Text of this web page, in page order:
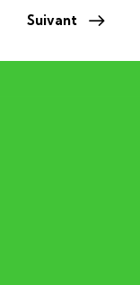
Suivant